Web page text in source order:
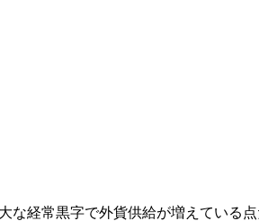
な経常黒字で外貨供給が増えている